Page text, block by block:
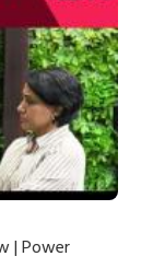
| Power